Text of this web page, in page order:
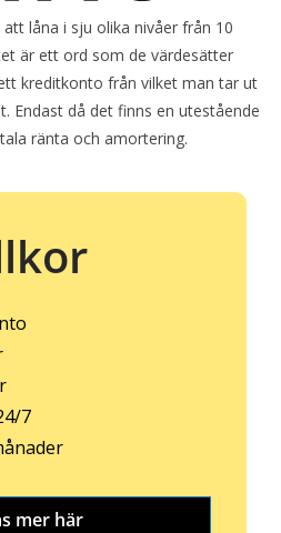
låna i sju olika nivåer från 10
är ett ord som de värdesätter
kreditkonto från vilket man tar ut
Endast då det finns en utestående
ränta och amortering.
7
mer här